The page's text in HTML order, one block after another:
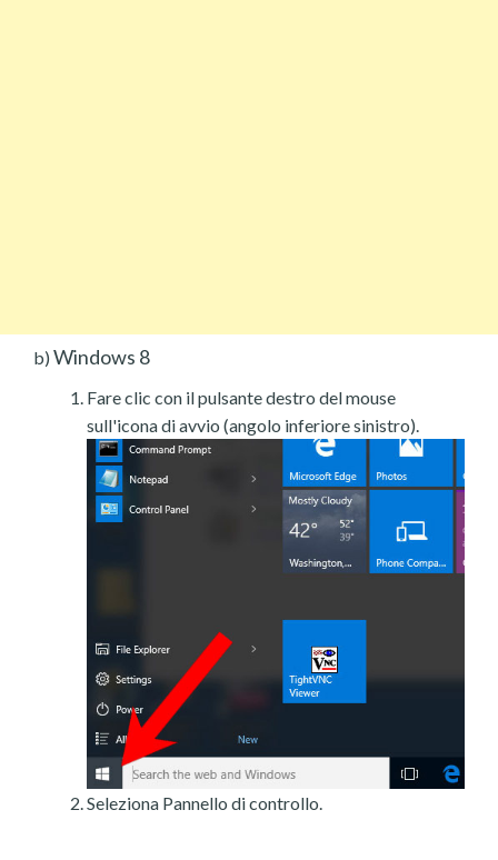
b) Windows 8
Fare clic con il pulsante destro del mouse
sull'icona di avvio (angolo inferiore sinistro).
Seleziona Pannello di controllo.